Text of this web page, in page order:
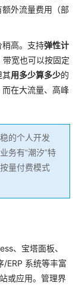
额外流量费用（部
高。支持弹性计
宽也可以按固定
其用多少算多少的
在大流量、高峰
的个人开发
务有“潮汐”特
量付费模式
、宝塔面板、
ERP 系统等丰富
或应用。管理界